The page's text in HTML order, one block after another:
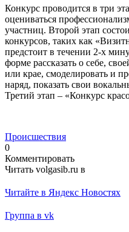
Конкурс проводится в три
оцениваться
участниц. Второй этап
конкурсов, таких как
предстоит в течении 2-х
форме рассказать о себе,
или крае, смоделировать и
наряд, показать свои
Третий этап – «Конкурс
Происшествия
0
Комментировать
Читать volgasib.ru в
Читайте в Яндекс Новостях
Группа в vk